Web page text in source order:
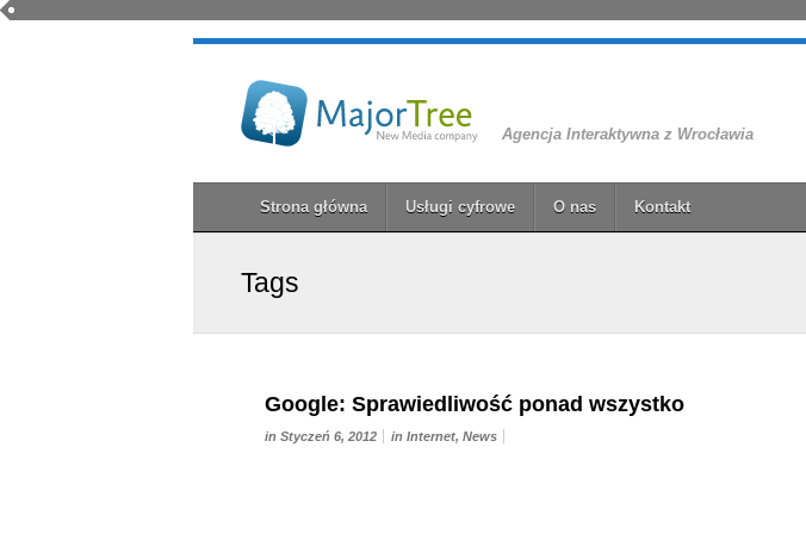
Agencja Interaktywna z Wrocławia
Strona główna Usługi cyfrowe O nas Kontakt
Tags
Google: Sprawiedliwość ponad wszystko
in Styczeń 6, 2012 in Internet, News